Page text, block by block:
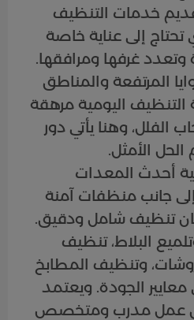
خدمات التنظيف
تحتاج إلى عناية خاصة
وتعدد غرفها ومرافقها.
المرتفعة والمناطق
اليومية مرهقة
الفلل، وهنا يأتي دور
الحل الأمثل.
أحدث المعدات
جانب منظفات آمنة
تنظيف شامل ودقيق.
البلاط، تنظيف
وتنظيف المطابخ
الجودة. ويعتمد
عمل مدرب ومتخصص